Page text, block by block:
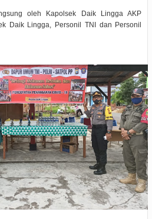
oleh Kapolsek Daik Lingga AKP
Daik Lingga, Personil TNI dan Personil